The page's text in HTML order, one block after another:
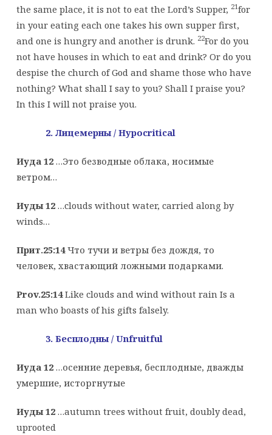
the same place, it is not to eat the Lord’s Supper, 21for
in your eating each one takes his own supper first,
and one is hungry and another is drunk. 22For do you
not have houses in which to eat and drink? Or do you
despise the church of God and shame those who have
nothing? What shall I say to you? Shall I praise you?
In this I will not praise you.
2. Лицемерны/ Hypocritical
Иуда 12 …Это безводные облака, носимые
ветром…
Иуды 12 …clouds without water, carried along by
winds…
Прит.25:14Что тучи и ветры без дождя, то
человек, хвастающий ложными подарками.
Prov.25:14Like clouds and wind without rain Is a
man who boasts of his gifts falsely.
3. Бесплодны / Unfruitful
Иуда 12…осенние деревья, бесплодные, дважды
умершие, исторгнутые
Иуды 12 …autumn trees without fruit, doubly dead,
uprooted